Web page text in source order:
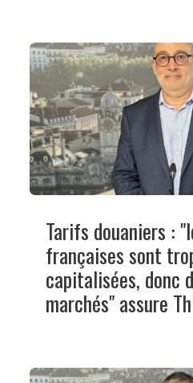
Tarifs douaniers :
françaises sont
capitalisées, donc
marchés" assure